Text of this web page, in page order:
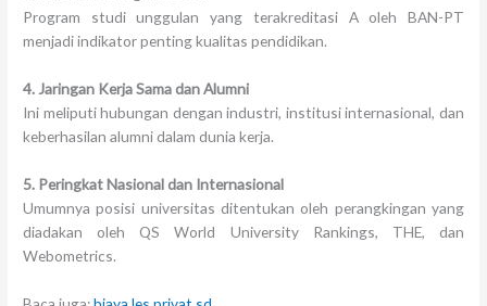
Program studi unggulan yang terakreditasi A oleh BAN-PT
menjadi indikator penting kualitas pendidikan.
4. Jaringan Kerja Sama dan Alumni
Ini meliputi hubungan dengan industri, institusi internasional, dan
keberhasilan alumni dalam dunia kerja.
5. Peringkat Nasional dan Internasional
Umumnya posisi universitas ditentukan oleh perangkingan yang
diadakan oleh QS World University Rankings, THE, dan
Webometrics.